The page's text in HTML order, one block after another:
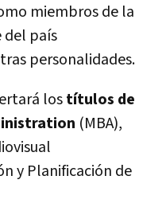
miembros de la
país
personalidades.
lostítulos de
(MBA),
y Planificación de